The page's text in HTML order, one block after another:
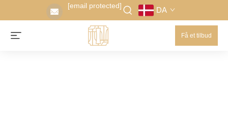
[email protected] DA
Få et tilbud